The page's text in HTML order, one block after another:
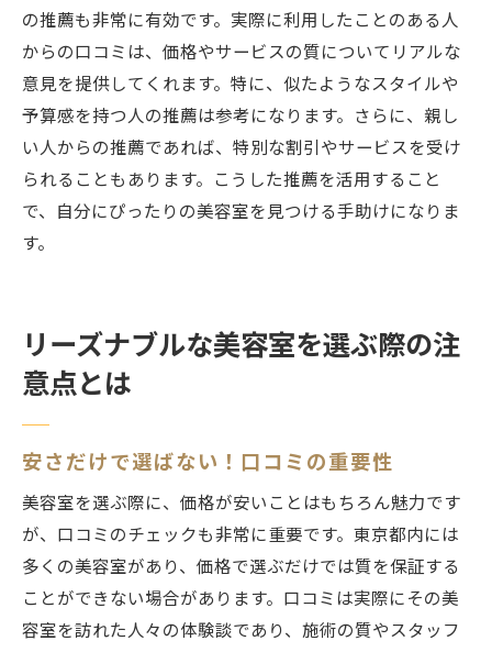
の推薦も非常に有効です。実際に利用したことのある人
からの口コミは、価格やサービスの質についてリアルな
意見を提供してくれます。特に、似たようなスタイルや
予算感を持つ人の推薦は参考になります。さらに、親し
い人からの推薦であれば、特別な割引やサービスを受け
られることもあります。こうした推薦を活用すること
で、自分にぴったりの美容室を見つける手助けになりま
す。
リーズナブルな美容室を選ぶ際の注
意点とは
安さだけで選ばない！口コミの重要性
美容室を選ぶ際に、価格が安いことはもちろん魅力です
が、口コミのチェックも非常に重要です。東京都内には
多くの美容室があり、価格で選ぶだけでは質を保証する
ことができない場合があります。口コミは実際にその美
容室を訪れた人々の体験談であり、施術の質やスタッフ